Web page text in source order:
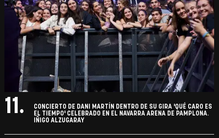
11.
CONCIERTO DE DANI MARTÍN DENTRO DE SU GIRA 'QUÉ CARO ES
EL TIEMPO' CELEBRADO EN EL NAVARRA ARENA DE PAMPLONA.
IÑIGO ALZUGARAY